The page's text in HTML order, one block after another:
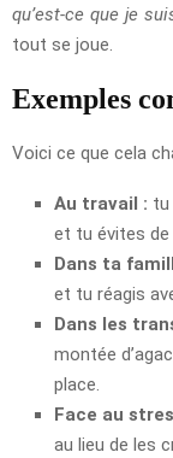
qu’est-ce que je
tout se joue.
Exemples
Voici ce que cela
Au travail : tu
et tu évites de
Dans ta
et tu réagis
Dans les
montée
place.
Face au
au lieu de les